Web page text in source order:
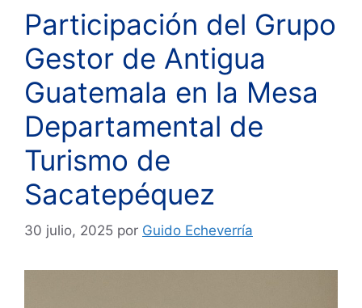
Participación del Grupo
Gestor de Antigua
Guatemala en la Mesa
Departamental de
Turismo de
Sacatepéquez
30 julio, 2025 por Guido Echeverría